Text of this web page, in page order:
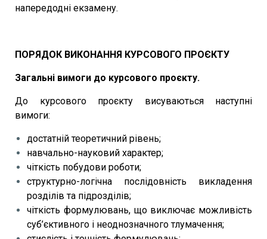
напередодні екзамену.
ПОРЯДОК ВИКОНАННЯ КУРСОВОГО ПРОЄКТУ
Загальні вимоги до курсового проєкту.
До курсового проєкту висуваються наступні
вимоги:
достатній теоретичний рівень;
навчально-науковий характер;
чіткість побудови роботи;
структурно-логічна послідовність викладення
розділів та підрозділів;
чіткість формулювань, що виключає можливість
суб’єктивного і неоднозначного тлумачення;